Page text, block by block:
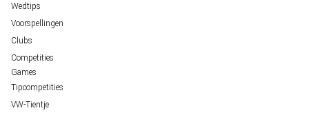
Wedtips
Voorspellingen
Clubs
Competities
Games
Tipcompetities
VW-Tientje